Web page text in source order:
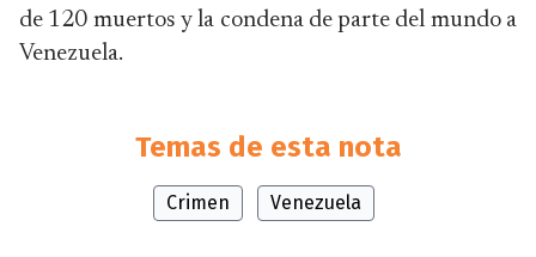
de 120 muertos y la condena de parte del mundo a
Venezuela.
Temas de esta nota
Crimen Venezuela